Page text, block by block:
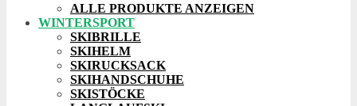
ALLE PRODUKTE ANZEIGEN
WINTERSPORT
SKIBRILLE
SKIHELM
SKIRUCKSACK
SKIHANDSCHUHE
SKISTÖCKE